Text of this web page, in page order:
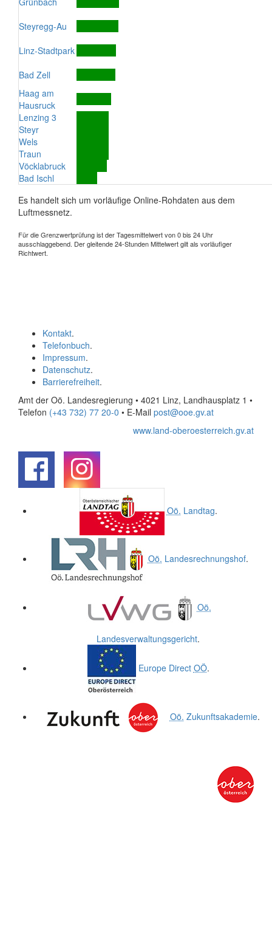
Steyregg-Au
Linz-Stadtpark
Bad Zell
Haag am
Hausruck
Lenzing 3
Steyr
Wels
Traun
Vöcklabruck
Bad Ischl
Es handelt sich um vorläufige Online-Rohdaten aus dem
Luftmessnetz.
Für die Grenzwertprüfung ist der Tagesmittelwert von 0 bis 24 Uhr
ausschlaggebend. Der gleitende 24-Stunden Mittelwert gilt als vorläufiger
Richtwert.
Kontakt.
Telefonbuch.
Impressum.
Datenschutz.
Barrierefreiheit.
Amt der Oö. Landesregierung • 4021 Linz, Landhausplatz 1 •
Telefon (+43 732) 77 20-0 • E-Mail post@ooe.gv.at
www.land-oberoesterreich.gv.at
Oö. Landtag.
Oö. Landesrechnungshof.
Oö.
Landesverwaltungsgericht.
Europe Direct OÖ.
Oö. Zukunftsakademie.